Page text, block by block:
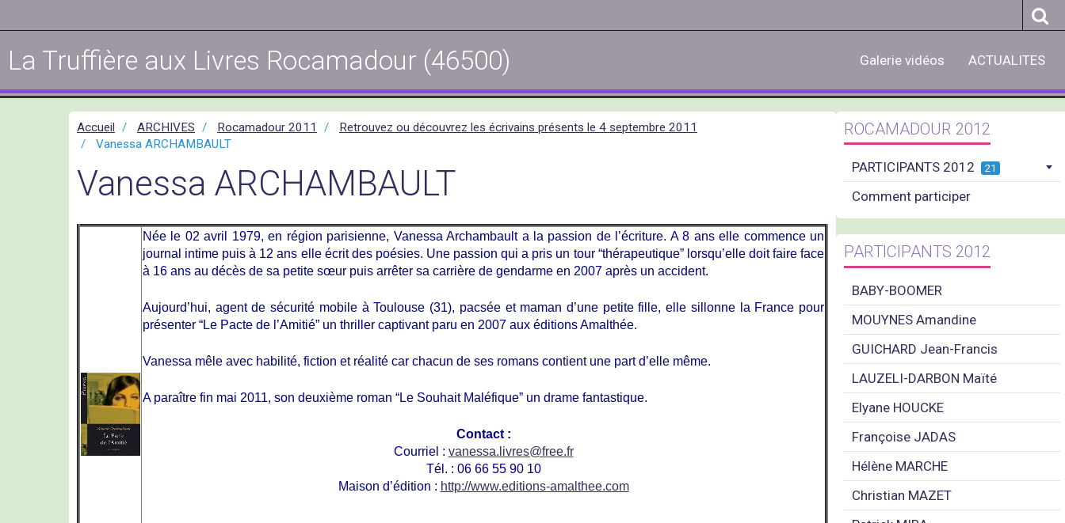
La Truffière aux Livres Rocamadour (46500) Galerie vidéos ACTUALITES
Accueil ARCHIVES Rocamadour 2011
Retrouvez ou découvrez les écrivains présents le 4 septembre 2011
Vanessa ARCHAMBAULT
Vanessa ARCHAMBAULT
Née le 02 avril 1979, en région parisienne, Vanessa Archambault a la passion de l’écriture. A 8 ans elle commence un
journal intime puis à 12 ans elle écrit des poésies. Une passion qui a pris un tour “thérapeutique” lorsqu’elle doit faire face
à 16 ans au décès de sa petite sœur puis arrêter sa carrière de gendarme en 2007 après un accident.
Aujourd’hui, agent de sécurité mobile à Toulouse (31), pacsée et maman d’une petite fille, elle sillonne la France pour
présenter “Le Pacte de l’Amitié” un thriller captivant paru en 2007 aux éditions Amalthée.
Vanessa mêle avec habilité, fiction et réalité car chacun de ses romans contient une part d’elle même.
A paraître fin mai 2011, son deuxième roman “Le Souhait Maléfique” un drame fantastique.
Contact :
Courriel : vanessa.livres@free.fr
Tél. : 06 66 55 90 10
Maison d’édition : http://www.editions-amalthee.com
ROCAMADOUR 2012
PARTICIPANTS 2012 21
Comment participer
PARTICIPANTS 2012
BABY-BOOMER
MOUYNES Amandine
GUICHARD Jean-Francis
LAUZELI-DARBON Maïté
Elyane HOUCKE
Françoise JADAS
Hélène MARCHE
Christian MAZET